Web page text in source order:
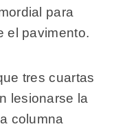
para
el pavimento.
tres cuartas
lesionarse la
columna